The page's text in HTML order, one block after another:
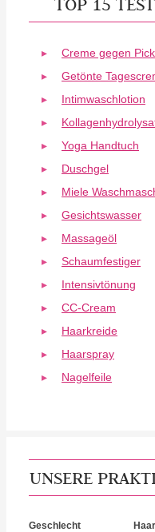
Creme gegen
Getönte
Intimwaschlotion
Yoga Handtuch
Duschgel
Miele
Gesichtswasser
Massageöl
Schaumfestiger
Intensivtönung
CC-Cream
Haarkreide
Haarspray
Nagelfeile
UNSERE
Geschlecht